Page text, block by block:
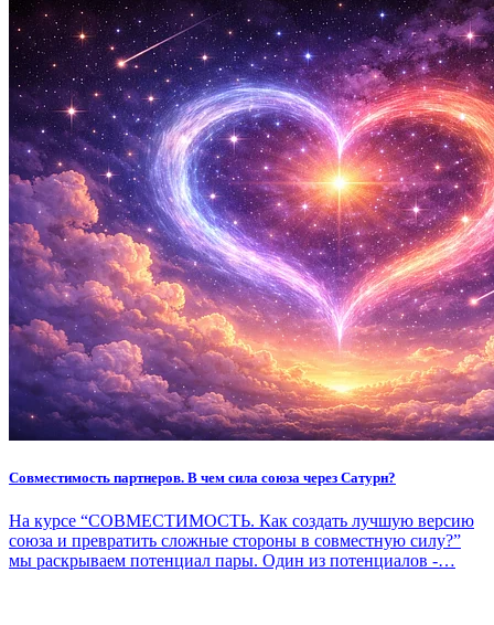
Совместимость партнеров. В чем сила союза через Сатурн?
На курсе “СОВМЕСТИМОСТЬ. Как создать лучшую версию
союза и превратить сложные стороны в совместную силу?”
мы раскрываем потенциал пары. Один из потенциалов -…